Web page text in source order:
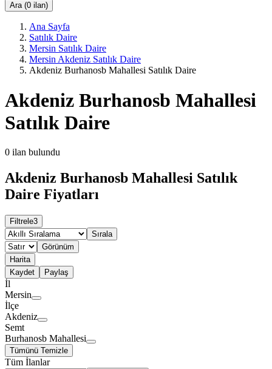
Ara (0 ilan)
Ana Sayfa
Satılık Daire
Mersin Satılık Daire
Mersin Akdeniz Satılık Daire
Akdeniz Burhanosb Mahallesi Satılık Daire
Akdeniz Burhanosb Mahallesi
Satılık Daire
0 ilan bulundu
Akdeniz Burhanosb Mahallesi Satılık
Daire Fiyatları
Filtrele3
Sırala
Görünüm
Harita
Kaydet
Paylaş
İl
Mersin
İlçe
Akdeniz
Semt
Burhanosb Mahallesi
Tümünü Temizle
Tüm İlanlar